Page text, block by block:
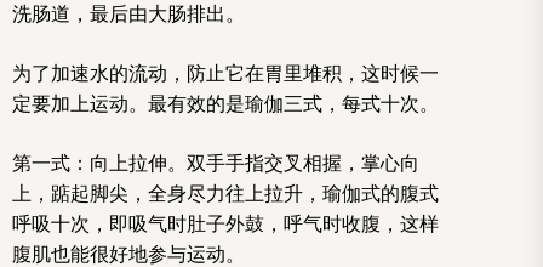
洗肠道，最后由大肠排出。
为了加速水的流动，防止它在胃里堆积，这时候一
定要加上运动。最有效的是瑜伽三式，每式十次。
第一式：向上拉伸。双手手指交叉相握，掌心向
上，踮起脚尖，全身尽力往上拉升，瑜伽式的腹式
呼吸十次，即吸气时肚子外鼓，呼气时收腹，这样
腹肌也能很好地参与运动。